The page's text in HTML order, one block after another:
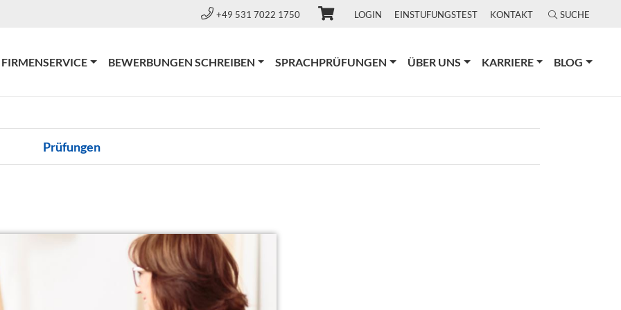
+49 531 7022 1750 LOGIN EINSTUFUNGSTEST KONTAKT SUCHE
FIRMENSERVICE BEWERBUNGEN SCHREIBEN SPRACHPRÜFUNGEN ÜBER UNS KARRIERE BLOG
Prüfungen